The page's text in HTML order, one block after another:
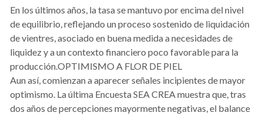
En los últimos años, la tasa se mantuvo por encima del nivel
de equilibrio, reflejando un proceso sostenido de liquidación
de vientres, asociado en buena medida a necesidades de
liquidez y a un contexto financiero poco favorable para la
producción.OPTIMISMO A FLOR DE PIEL
Aun así, comienzan a aparecer señales incipientes de mayor
optimismo. La última Encuesta SEA CREA muestra que, tras
dos años de percepciones mayormente negativas, el balance